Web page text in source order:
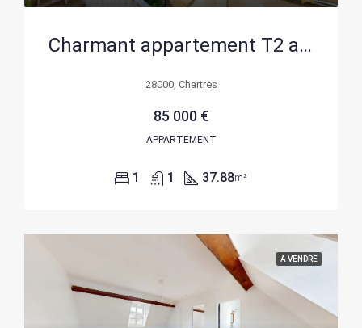
Charmant appartement T2 avec vue sur la cathédrale à Chartres
28000, Chartres
85 000 €
APPARTEMENT
1 1 37.88m²
A VENDRE